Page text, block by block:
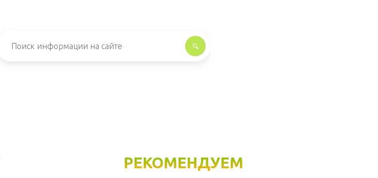
РЕКОМЕНДУЕМ